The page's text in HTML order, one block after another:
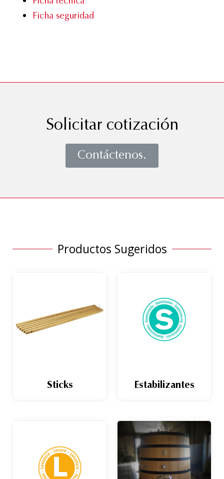
Ficha seguridad
Solicitar cotización
Contáctenos.
Productos Sugeridos
Sticks Estabilizantes